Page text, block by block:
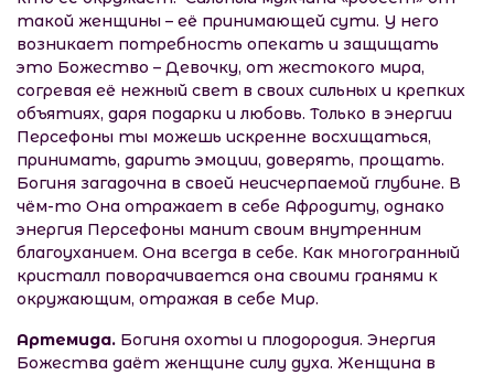
такой женщины – её принимающей сути. У него
возникает потребность опекать и защищать
это Божество – Девочку, от жестокого мира,
согревая её нежный свет в своих сильных и крепких
объятиях, даря подарки и любовь. Только в энергии
Персефоны ты можешь искренне восхищаться,
принимать, дарить эмоции, доверять, прощать.
Богиня загадочна в своей неисчерпаемой глубине. В
чём-то Она отражает в себе Афродиту, однако
энергия Персефоны манит своим внутренним
благоуханием. Она всегда в себе. Как многогранный
кристалл поворачивается она своими гранями к
окружающим, отражая в себе Мир.
Артемида. Богиня охоты и плодородия. Энергия
Божества даёт женщине силу духа. Женщина в